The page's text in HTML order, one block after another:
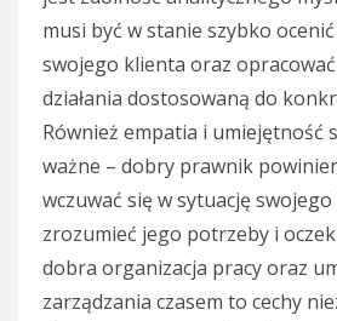
musi być w stanie szybko
swojego klienta oraz
działania dostosowaną do
Również empatia i umiejętność
ważne – dobry prawnik
wczuwać się w sytuację
zrozumieć jego potrzeby i
dobra organizacja pracy oraz
zarządzania czasem to cechy